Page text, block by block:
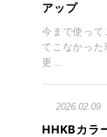
アップ
今まで使って
てこなかっ
更...
2026.02.09
HHKBカラ